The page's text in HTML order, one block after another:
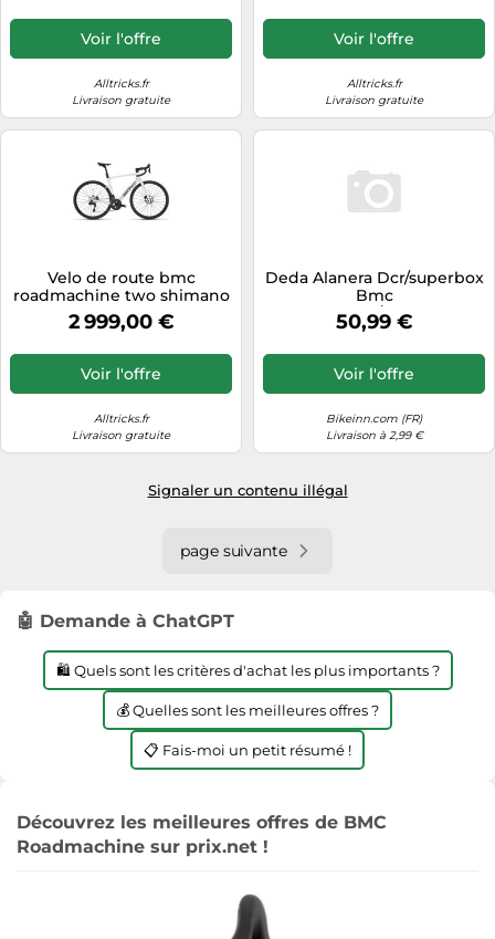
Voir l'offre
Alltricks.fr
Livraison gratuite
Voir l'offre
Alltricks.fr
Livraison gratuite
Velo de route bmc
roadmachine two shimano
105 di2 12v 700 mm blanc
2027
2 999,00 €
Voir l'offre
Alltricks.fr
Livraison gratuite
Deda Alanera Dcr/superbox
Bmc
Teammachine/
Top Cover Adapter Argenté
50,99 €
Voir l'offre
Bikeinn.com (FR)
Livraison à 2,99 €
Signaler un contenu illégal
page suivante
🤖 Demande à ChatGPT
🛍️ Quels sont les critères d'achat les plus importants ?
💰 Quelles sont les meilleures offres ?
📋 Fais-moi un petit résumé !
Découvrez les meilleures offres de BMC
Roadmachine sur prix.net !